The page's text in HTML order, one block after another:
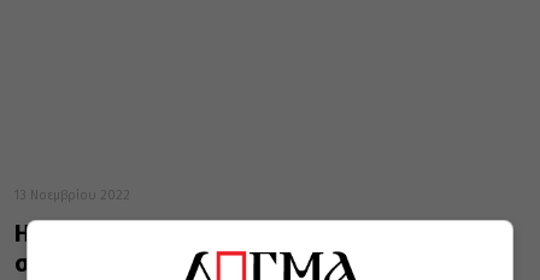
13 Νοεμβρίου 2022
Η εορτή του Αγ. Ιωάννου του Χρυσοστόμου
στην Πρέβεζα (ΦΩΤΟ)